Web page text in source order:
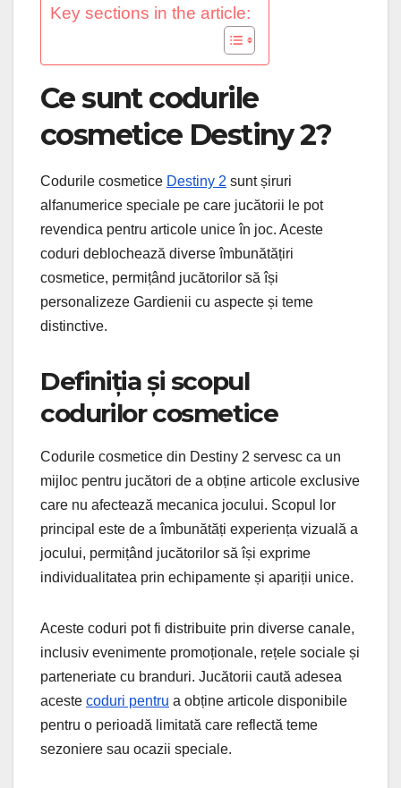
Key sections in the article:
Ce sunt codurile
cosmetice Destiny 2?
Codurile cosmetice Destiny 2 sunt șiruri
alfanumerice speciale pe care jucătorii le pot
revendica pentru articole unice în joc. Aceste
coduri deblochează diverse îmbunătățiri
cosmetice, permițând jucătorilor să își
personalizeze Gardienii cu aspecte și teme
distinctive.
Definiția și scopul
codurilor cosmetice
Codurile cosmetice din Destiny 2 servesc ca un
mijloc pentru jucători de a obține articole exclusive
care nu afectează mecanica jocului. Scopul lor
principal este de a îmbunătăți experiența vizuală a
jocului, permițând jucătorilor să își exprime
individualitatea prin echipamente și apariții unice.
Aceste coduri pot fi distribuite prin diverse canale,
inclusiv evenimente promoționale, rețele sociale și
parteneriate cu branduri. Jucătorii caută adesea
aceste coduri pentru a obține articole disponibile
pentru o perioadă limitată care reflectă teme
sezoniere sau ocazii speciale.